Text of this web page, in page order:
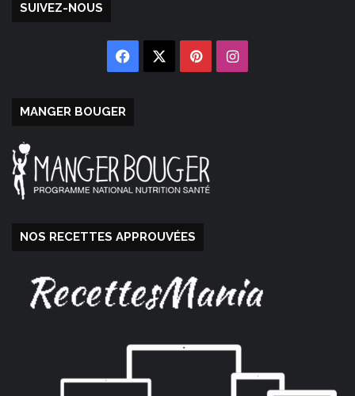
SUIVEZ-NOUS
Facebook PinterestInstagram
MANGER BOUGER
NOS RECETTES APPROUVÉES